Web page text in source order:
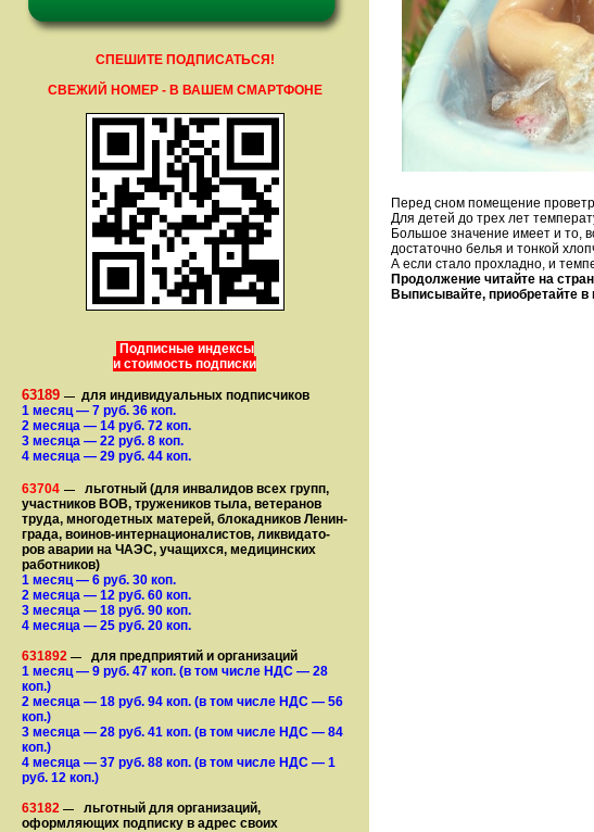
СПЕШИТЕ ПОДПИСАТЬСЯ!
СВЕЖИЙ НОМЕР - В ВАШЕМ СМАРТФОНЕ
Подписные индексы
и стоимость подписки
63189 — для индивидуальных подписчиков
1 месяц— 7 руб. 36 коп.
2 месяца — 14 руб. 72 коп.
3 месяца — 22 руб. 8 коп.
4 месяца — 29 руб. 44 коп.
63704 —
льготный (для ин­ва­лидов всех групп,
участ­ников ВОВ, труже­ни­ков тыла, ветеранов
труда, мно­го­­детных матерей, бло­­кад­ни­ков Ле­нин­
града, воинов-интернаци­о­на­­ли­стов, лик­ви­да­то­
ров аварии на ЧАЭС, уча­щихся, медицинских
работников)
1 месяц— 6 руб. 30 коп.
2 месяца — 12 руб. 60 коп.
3 месяца — 18 руб. 90 коп.
4 месяца — 25 руб. 20 коп.
631892 —
для предприятий и организаций
1 месяц— 9 руб. 47 коп. (в том числе НДС — 28
коп.)
2 месяца — 18 руб. 94 коп. (в том числе НДС — 56
коп.)
3 месяца — 28 руб. 41 коп. (в том числе НДС — 84
коп.)
4 месяца — 37 руб. 88 коп. (в том числе НДС — 1
руб. 12 коп.)
63182 —
льготный для организаций,
оформляющих подписку в адрес своих
Перед сном помещение
Для детей до трех лет
Большое значение имеет и то,
достаточно белья и тонкой
А если стало прохладно, и
Продолжение читайте на
Выписывайте, приобретайте